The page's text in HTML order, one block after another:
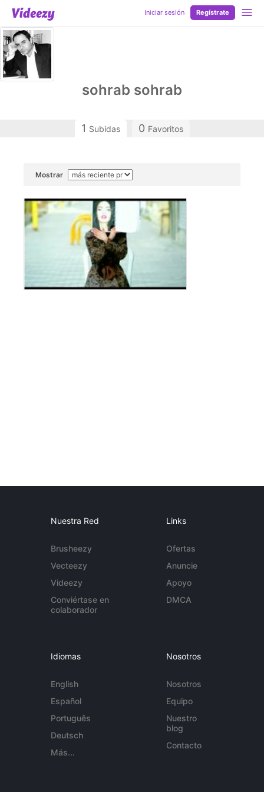
Iniciar sesión Regístrate
sohrab sohrab
1 Subidas 0 Favoritos
Mostrar
Nuestra Red
Brusheezy
Vecteezy
Videezy
Conviértase en
colaborador
Links
Ofertas
Anuncie
Apoyo
DMCA
Idiomas
English
Español
Português
Deutsch
Más...
Nosotros
Nosotros
Equipo
Nuestro
blog
Contacto